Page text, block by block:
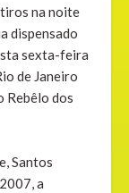
na noite
dispensado
sexta-feira
de Janeiro
Rebêlo dos
Santos
a